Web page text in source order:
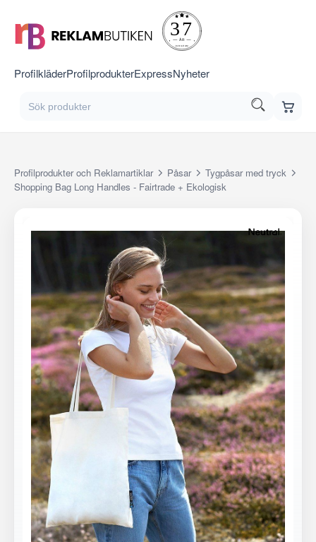
ProfilkläderProfilprodukterExpressNyheter
Profilprodukter och Reklamartiklar Påsar
Tygpåsar med tryck
Shopping Bag Long Handles - Fairtrade + Ekologisk